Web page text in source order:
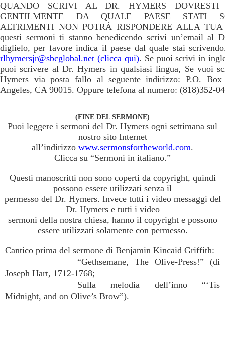
QUANDO SCRIVI AL DR. HYMERS DOVRESTI
GENTILMENTE DA QUALE PAESE STATI
ALTRIMENTI NON POTRÁ RISPONDERE ALLA
questi sermoni ti stanno benedicendo scrivi un’email al
diglielo, per favore indica il paese dal quale stai
rlhymersjr@sbcglobal.net (clicca qui). Se puoi scrivi in
puoi scrivere al Dr. Hymers in qualsiasi lingua, Se vuoi
Hymers via posta fallo al seguente indirizzo: P.O.
Angeles, CA 90015. Oppure telefona al numero: (818)352-
(FINE DEL SERMONE)
Puoi leggere i sermoni del Dr. Hymers ogni settimana sul
nostro sito Internet
all’indirizzo www.sermonsfortheworld.com.
Clicca su “Sermoni in italiano.”
Questi manoscritti non sono coperti da copyright, quindi
possono essere utilizzati senza il
permesso del Dr. Hymers. Invece tutti i video messaggi del
Dr. Hymers e tutti i video
sermoni della nostra chiesa, hanno il copyright e possono
essere utilizzati solamente con permesso.
Cantico prima del sermone di Benjamin Kincaid Griffith:
“Gethsemane, The Olive-Press!” (di
Joseph Hart, 1712-1768;
Sulla melodia dell’inno “‘Tis
Midnight, and on Olive’s Brow”).